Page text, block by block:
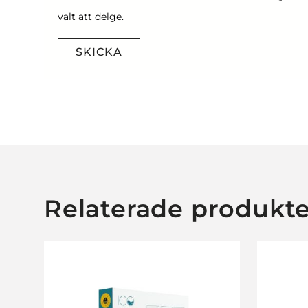
valt att delge.
SKICKA
Relaterade